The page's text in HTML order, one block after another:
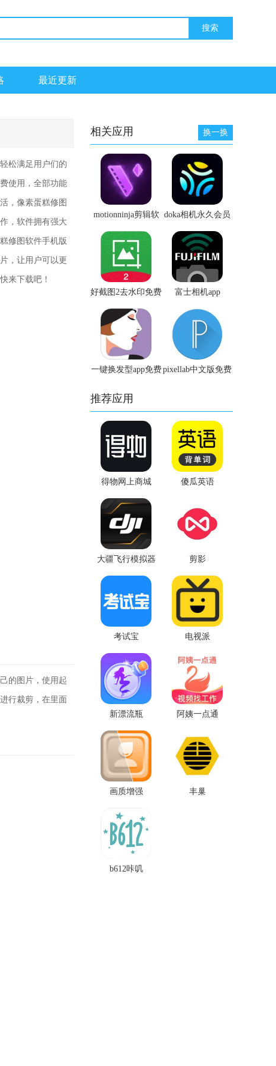
最近更新
松满足用户们的
使用，全部功能
，像素蛋糕修图
，软件拥有强大
修图软件手机版
，让用户可以更
来下载吧！
的图片，使用起
行裁剪，在里面
相关应用 换一换
motionninja剪辑软
件免费中文版
doka相机永久会员
版
好截图2去水印免费
版
富士相机app
一键换发型app免费pixellab中文版免费
推荐应用
得物网上商城 傻瓜英语
大疆飞行模拟器 剪影
考试宝 电视派
新漂流瓶 阿姨一点通
画质增强 丰巢
b612咔叽